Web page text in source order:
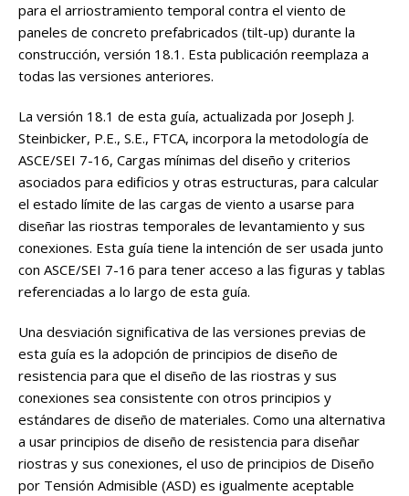
para el arriostramiento temporal contra el viento de
paneles de concreto prefabricados (tilt-up) durante la
construcción, versión 18.1. Esta publicación reemplaza a
todas las versiones anteriores.
La versión 18.1 de esta guía, actualizada por Joseph J.
Steinbicker, P.E., S.E., FTCA, incorpora la metodología de
ASCE/SEI 7-16, Cargas mínimas del diseño y criterios
asociados para edificios y otras estructuras, para calcular
el estado límite de las cargas de viento a usarse para
diseñar las riostras temporales de levantamiento y sus
conexiones. Esta guía tiene la intención de ser usada junto
con ASCE/SEI 7-16 para tener acceso a las figuras y tablas
referenciadas a lo largo de esta guía.
Una desviación significativa de las versiones previas de
esta guía es la adopción de principios de diseño de
resistencia para que el diseño de las riostras y sus
conexiones sea consistente con otros principios y
estándares de diseño de materiales. Como una alternativa
a usar principios de diseño de resistencia para diseñar
riostras y sus conexiones, el uso de principios de Diseño
por Tensión Admisible (ASD) es igualmente aceptable